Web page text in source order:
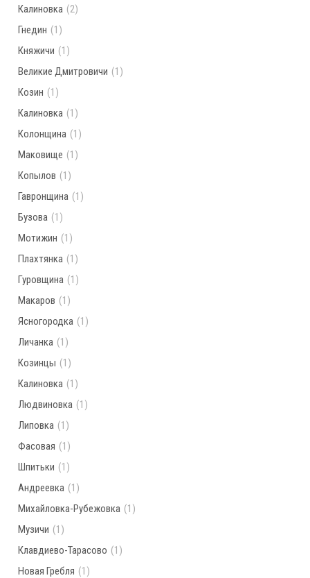
Калиновка (2)
Гнедин (1)
Княжичи (1)
Великие Дмитровичи (1)
Козин (1)
Калиновка (1)
Колонщина (1)
Маковище (1)
Копылов (1)
Гавронщина (1)
Бузова (1)
Мотижин (1)
Плахтянка (1)
Гуровщина (1)
Макаров (1)
Ясногородка (1)
Личанка (1)
Козинцы (1)
Калиновка (1)
Людвиновка (1)
Липовка (1)
Фасовая (1)
Шпитьки (1)
Андреевка (1)
Михайловка-Рубежовка (1)
Музичи (1)
Клавдиево-Тарасово (1)
Новая Гребля (1)